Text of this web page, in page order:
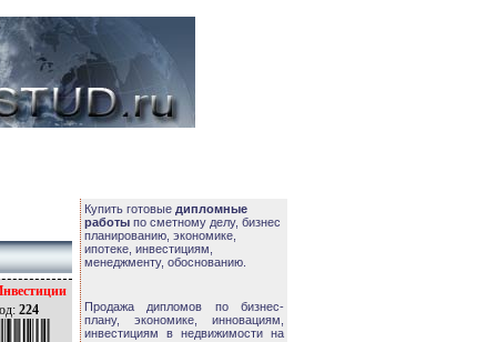
224
Купить готовые дипломные
работы по сметному делу, бизнес
планированию, экономике,
ипотеке, инвестициям,
менеджменту, обоснованию.
Продажа дипломов по бизнес-
плану, экономике, инновациям,
инвестициям в недвижимости на